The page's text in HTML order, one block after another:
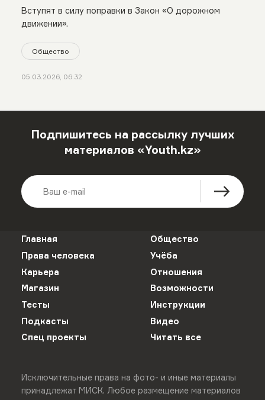
Вступят в силу поправки в Закон «О дорожном
движении».
Общество
05.03.2026, 06:32
Подпишитесь на рассылку лучших
материалов «Youth.kz»
Главная
Общество
Права человека
Учёба
Карьера
Отношения
Магазин
Возможности
Тесты
Инструкции
Подкасты
Видео
Спец проекты
Читать все
Исключительные права на фото- и иные материалы
принадлежат МИСК. Любое размещение материалов